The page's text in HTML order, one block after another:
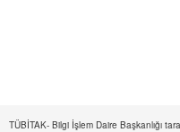
TÜBİTAK- Bilgi İşlem Daire Başkanlığı